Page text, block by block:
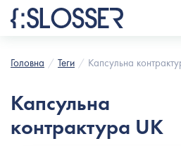
Головна Теги Капсульна
Капсульна
контрактура UK